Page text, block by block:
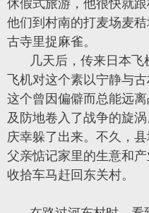
休假式旅游，他很快就
他们到村南的打麦场麦
古寺里捉麻雀。
几天后，传来日本
飞机对这个素以宁静与
这个曾因偏僻而总能远
及防地卷入了战争的旋
庆幸躲了出来。不久，
父亲惦记家里的生意和
收拾车马赶回东关村。